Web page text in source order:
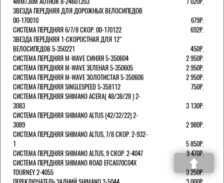
ЗВЕЗДА ПЕРЕДНЯЯ ДЛЯ ДОРОЖНЫХ ВЕЛОСИПЕДОВ
00-170010
679Р.
СИСТЕМА ПЕРЕДНЯЯ 6/7/8 СКОР. 00-170122
692Р.
ЗВЕЗДА ПЕРЕДНЯЯ 1-СКОРОСТНАЯ ДЛЯ 12"
ВЕЛОСИПЕДОВ 5-350221
450Р.
СИСТЕМА ПЕРЕДНЯЯ M-WAVE СИНЯЯ 5-350604
2 950Р.
СИСТЕМА ПЕРЕДНЯЯ M-WAVE ЗЕЛЕНАЯ 5-350605
2 950Р.
СИСТЕМА ПЕРЕДНЯЯ M-WAVE ЗОЛОТИСТАЯ 5-350606
2 950Р.
СИСТЕМА ПЕРЕДНЯЯ SINGLESPEED 5-358112
750Р.
СИСТЕМА ПЕРЕДНЯЯ SHIMANO ACERA( 48/38/28 ) 2-
3083
3 130Р.
СИСТЕМА ПЕРЕДНЯЯ SHIMANO ALTUS (42/32/22) 2-
3089
2 980Р.
СИСТЕМА ПЕРЕДНЯЯ SHIMANO ALTUS, 7/8 СКОР. 2-932-
1
5 850Р.
СИСТЕМА ПЕРЕДНЯЯ SHIMANO ALTUS, 9 СКОР. 2-4047
9 470Р.
СИСТЕМА ПЕРЕДНЯЯ SHIMANO ROAD EFCA070C04X
TOURNEY 2-4055
3 250Р.